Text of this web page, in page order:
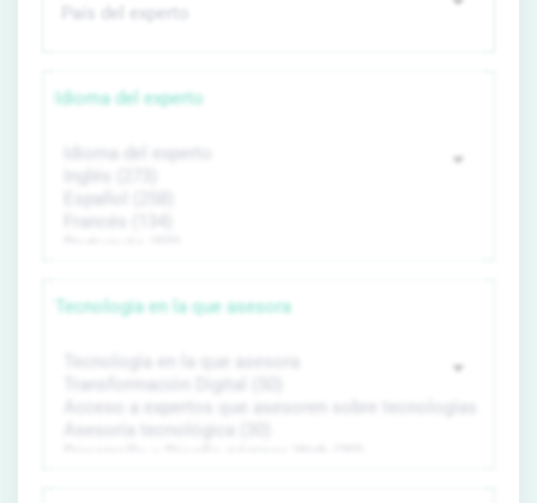
Idioma del experto
Tecnología en la que asesora